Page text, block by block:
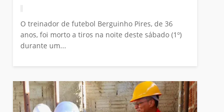
O treinador de futebol Berguinho Pires, de 36
anos, foi morto a tiros na noite deste sábado (1º)
durante um...